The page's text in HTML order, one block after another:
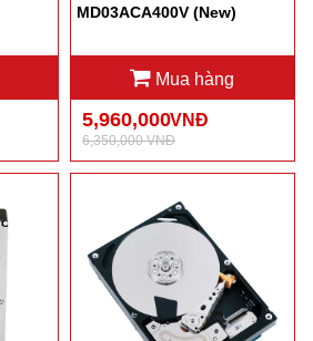
MD03ACA400V (New)
Mua hàng
5,960,000VNĐ
6,350,000 VNĐ